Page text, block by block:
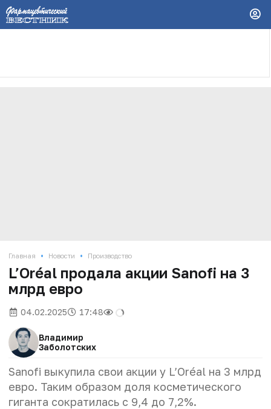
Главная • Новости • Производство
L’Oréal продала акции Sanofi на 3
млрд евро
04.02.2025 17:48
Владимир
Заболотских
Sanofi выкупила свои акции у L’Oréal на 3 млрд
евро. Таким образом доля косметического
гиганта сократилась с 9,4 до 7,2%.